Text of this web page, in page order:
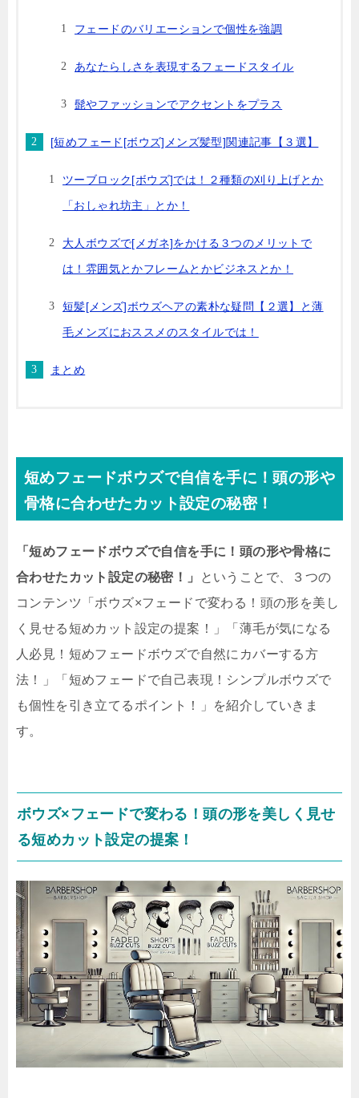
フェードのバリエーションで個性を強調
あなたらしさを表現するフェードスタイル
髭やファッションでアクセントをプラス
[短めフェード[ボウズ]メンズ髪型]関連記事【３選】
ツーブロック[ボウズ]では！２種類の刈り上げとか
「おしゃれ坊主」とか！
大人ボウズで[メガネ]をかける３つのメリットで
は！雰囲気とかフレームとかビジネスとか！
短髪[メンズ]ボウズヘアの素朴な疑問【２選】と薄
毛メンズにおススメのスタイルでは！
まとめ
短めフェードボウズで自信を手に！頭の形や
骨格に合わせたカット設定の秘密！
「短めフェードボウズで自信を手に！頭の形や骨格に
合わせたカット設定の秘密！」
ということで、３つの
コンテンツ「ボウズ×フェードで変わる！頭の形を美し
く見せる短めカット設定の提案！」「薄毛が気になる
人必見！短めフェードボウズで自然にカバーする方
法！」「短めフェードで自己表現！シンプルボウズで
も個性を引き立てるポイント！」を紹介していきま
す。
ボウズ×フェードで変わる！頭の形を美しく見せ
る短めカット設定の提案！